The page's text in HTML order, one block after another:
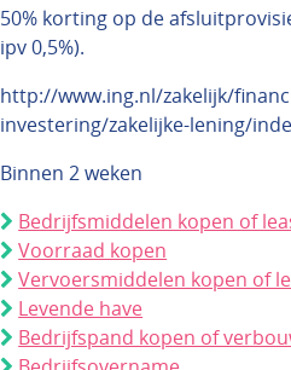
50% korting op de
ipv 0,5%).
http://www.ing.nl/zakelijk/
investering/zakelijke-lening/
Binnen 2 weken
Bedrijfsmiddelen kopen of
Voorraad kopen
Vervoersmiddelen kopen of
Levende have
Bedrijfspand kopen of